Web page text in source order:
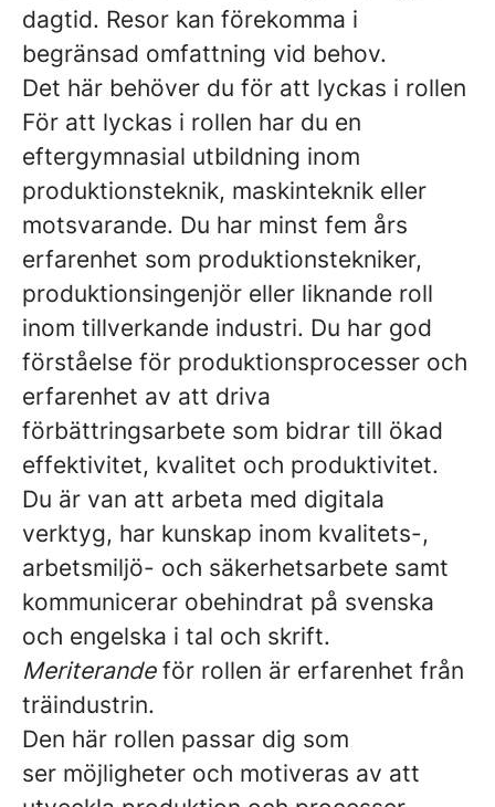
dagtid. Resor kan förekomma i
begränsad omfattning vid behov.
Det här behöver du för att lyckas i rollen
För att lyckas i rollen har du en
eftergymnasial utbildning inom
produktionsteknik, maskinteknik eller
motsvarande. Du har minst fem års
erfarenhet som produktionstekniker,
produktionsingenjör eller liknande roll
inom tillverkande industri. Du har god
förståelse för produktionsprocesser och
erfarenhet av att driva
förbättringsarbete som bidrar till ökad
effektivitet, kvalitet och produktivitet.
Du är van att arbeta med digitala
verktyg, har kunskap inom kvalitets-,
arbetsmiljö- och säkerhetsarbete samt
kommunicerar obehindrat på svenska
och engelska i tal och skrift.
Meriterande för rollen är erfarenhet från
träindustrin.
Den här rollen passar dig som
ser möjligheter och motiveras av att